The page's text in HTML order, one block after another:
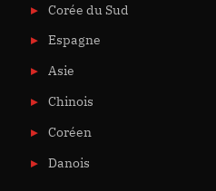
Corée du Sud
Espagne
Asie
Chinois
Coréen
Danois